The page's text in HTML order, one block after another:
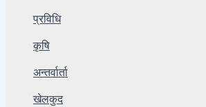
प्रविधि
कृषि
अन्तर्वार्ता
खेलकुद